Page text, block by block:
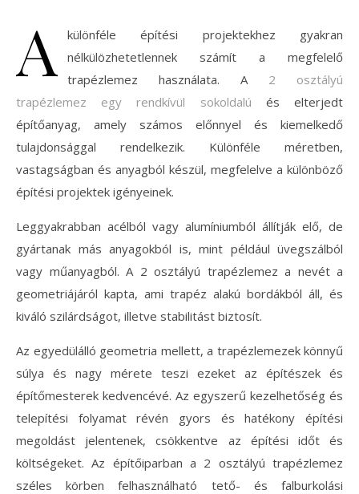
A
különféle építési projektekhez gyakran
nélkülözhetetlennek számít a megfelelő
trapézlemez használata. A 2 osztályú
trapézlemez egy rendkívül sokoldalú és elterjedt
építőanyag, amely számos előnnyel és kiemelkedő
tulajdonsággal rendelkezik. Különféle méretben,
vastagságban és anyagból készül, megfelelve a különböző
építési projektek igényeinek.
Leggyakrabban acélból vagy alumíniumból állítják elő, de
gyártanak más anyagokból is, mint például üvegszálból
vagy műanyagból. A 2 osztályú trapézlemez a nevét a
geometriájáról kapta, ami trapéz alakú bordákból áll, és
kiváló szilárdságot, illetve stabilitást biztosít.
Az egyedülálló geometria mellett, a trapézlemezek könnyű
súlya és nagy mérete teszi ezeket az építészek és
építőmesterek kedvencévé. Az egyszerű kezelhetőség és
telepítési folyamat révén gyors és hatékony építési
megoldást jelentenek, csökkentve az építési időt és
költségeket. Az építőiparban a 2 osztályú trapézlemez
széles körben felhasználható tető- és falburkolási